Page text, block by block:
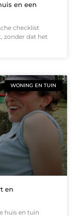
en een
checklist
zonder dat het
WONING EN TUIN
en
huis en tuin